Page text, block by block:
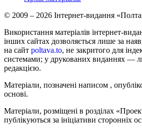
© 2009 – 2026 Інтернет-видання
Використання матеріалів інтернет-
інших сайтах дозволяється лише за
на сайт poltava.to, не закритого для
системами; у друкованих виданнях —
редакцією.
Матеріали, позначені написом ,
основі.
Матеріали, розміщені в розділах
публікуються за ініціативи сторонніх